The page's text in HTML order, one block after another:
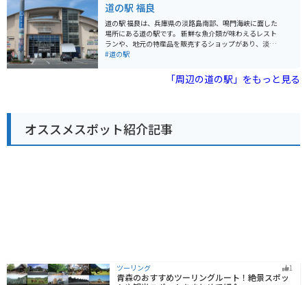
し足を伸ばせば、猪名川渓谷などの景勝地もあります。
名産品としては、大阪湾とらふぐの他にも、地元産の野
菜や果物を使った加工品などが販売されています。道の
駅 とっとパーク小島は、新鮮な魚介類と自然を満喫でき
る、おすすめのスポットです。
あります。お土産には、岬町の特産品である「淡輪みか
ん」を使ったジュースやジャムが人気です。 また、道の
駅 みさきは、関西国際空港からも近いので、旅行の出発
前や帰国後に立ち寄るのも良いでしょう。
道の駅 福良
道の駅 福良は、兵庫県の淡路島南部、鳴門海峡に面した
場所にある道の駅です。 新鮮な魚介類が味わえるレスト
ランや、地元の特産品を販売するショップがあり、淡路
島の味覚を楽しむことができます。また、鳴門海峡を望
によっては、間近で豪快な渦潮を見ることができます。
バイクで訪れる場合、道の駅には広い駐車場が完備され
ンキーセンターなど、観光スポットも点在しています。
道の駅 福良でしか手に入らないお土産としては、鳴門海
峡の渦潮をイメージした「うずしおパイ」や、地元産の
#道の駅
「周辺の道の駅」をもっと見る
オススメスポット紹介記事
ツーリング 1
青森のおすすめツーリングルート！絶景スポッ